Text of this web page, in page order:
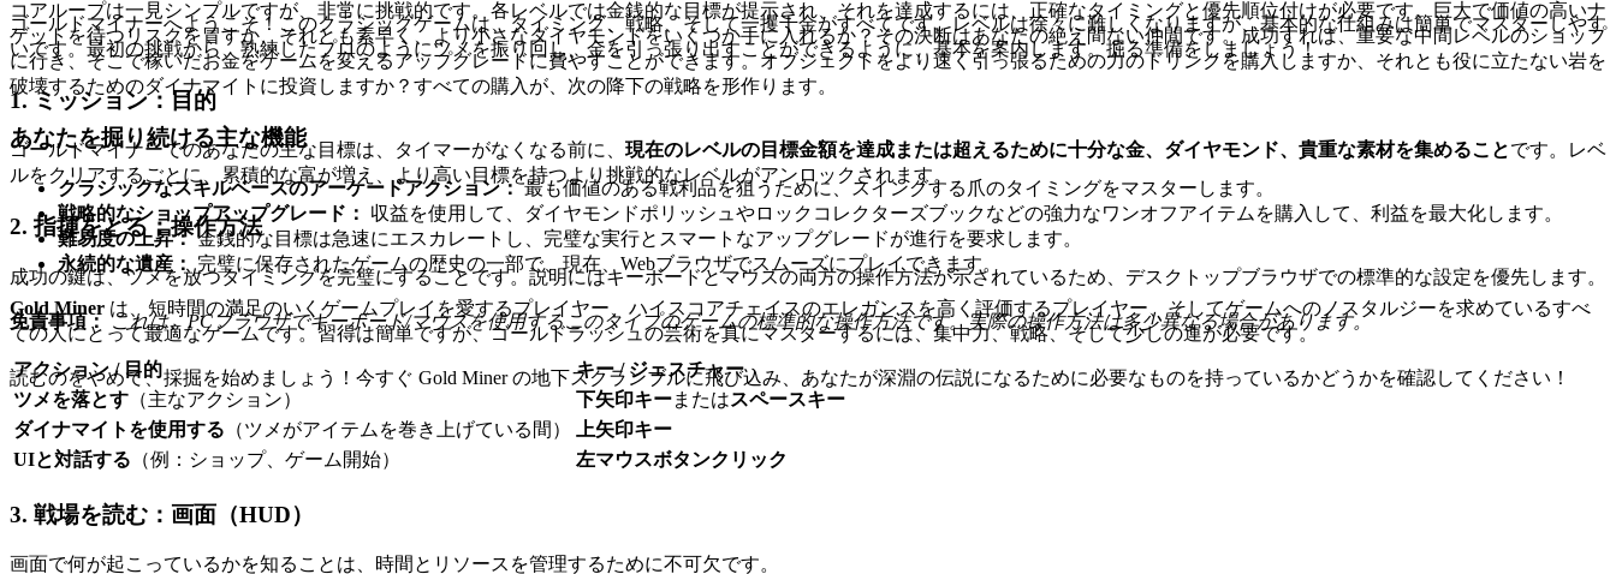
コアループは一見シンプルですが、非常に挑戦的です。各レベルでは金銭的な目標が提示され、それを達成するには、正確なタイミングと優先順位付けが必要です。巨大で価値の高いナ
ゲットを待つリスクを冒すか、それとも素早く、より小さなダイヤモンドをいくつか手に入れるか？その決断はあなたの絶え間ない仲間です。成功すれば、重要な中間レベルのショップ
に行き、そこで稼いだお金をゲームを変えるアップグレードに費やすことができます。オブジェクトをより速く引っ張るための力のドリンクを購入しますか、それとも役に立たない岩を
破壊するためのダイナマイトに投資しますか？すべての購入が、次の降下の戦略を形作ります。
あなたを掘り続ける主な機能
クラシックなスキルベースのアーケードアクション：最も価値のある戦利品を狙うために、スイングする爪のタイミングをマスターします。
戦略的なショップアップグレード：
収益を使用して、ダイヤモンドポリッシュやロックコレクターズブックなどの強力なワンオフアイテムを購入して、利益を最大化します。
難易度の上昇：金銭的な目標は急速にエスカレートし、完璧な実行とスマートなアップグレードが進行を要求します。
永続的な遺産： 完璧に保存されたゲームの歴史の一部で、現在、Webブラウザでスムーズにプレイできます。
Gold Miner は、短時間の満足のいくゲームプレイを愛するプレイヤー、ハイスコアチェイスのエレガンスを高く評価するプレイヤー、そしてゲームへのノスタルジーを求めているすべ
ての人にとって最適なゲームです。習得は簡単ですが、ゴールドラッシュの芸術を真にマスターするには、集中力、戦略、そして少しの運が必要です。
読むのをやめて、採掘を始めましょう！今すぐ Gold Miner の地下スクランブルに飛び込み、あなたが深淵の伝説になるために必要なものを持っているかどうかを確認してください！
ゴールドマイナーへようこそ！このクラシックゲームは、タイミング、戦略、そして一攫千金がすべてです。レベルは徐々に難しくなりますが、基本的な仕組みは簡単でマスターしやす
いです。最初の挑戦から、熟練したプロのようにツメを振り回し、金を引っ張り出すことができるように、基本を案内します。掘る準備をしましょう！
1. ミッション：目的
ゴールドマイナーでのあなたの主な目標は、タイマーがなくなる前に、 現在のレベルの目標金額を達成または超えるために十分な金、ダイヤモンド、貴重な素材を集めることです。レベ
ルをクリアするごとに、累積的な富が増え、より高い目標を持つより挑戦的なレベルがアンロックされます。
2. 指揮をとる：操作方法
成功の鍵は、ツメを放つタイミングを完璧にすることです。説明にはキーボードとマウスの両方の操作方法が示されているため、デスクトップブラウザでの標準的な設定を優先します。
免責事項： これは、PCブラウザでキーボード/マウスを使用するこのタイプのゲームの標準的な操作方法です。実際の操作方法は多少異なる場合があります。
アクション / 目的
キー / ジェスチャー
ツメを落とす （主なアクション） 下矢印キーまたはスペースキー
ダイナマイトを使用する （ツメがアイテムを巻き上げている間）
上矢印キー
UIと対話する （例：ショップ、ゲーム開始） 左マウスボタンクリック
3. 戦場を読む：画面（HUD）
画面で何が起こっているかを知ることは、時間とリソースを管理するために不可欠です。